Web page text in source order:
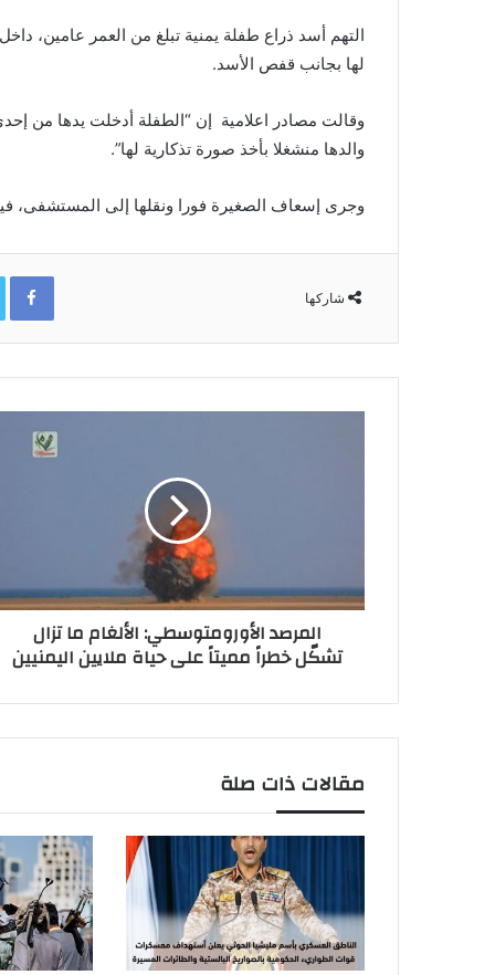
التهم أسد ذراع طفلة يمنية تبلغ من العمر عامين،
لها بجانب قفص الأسد.
وقالت مصادر اعلامية إن “الطفلة أدخلت يدها من
والدها منشغلا بأخذ صورة تذكارية لها”.
وجرى إسعاف الصغيرة فورا ونقلها إلى المستشفى،
شاركها
المرصد الأورومتوسطي: الألغام ما تزال
تشكّل خطراً مميتاً على حياة ملايين اليمنيين
مقالات ذات صلة